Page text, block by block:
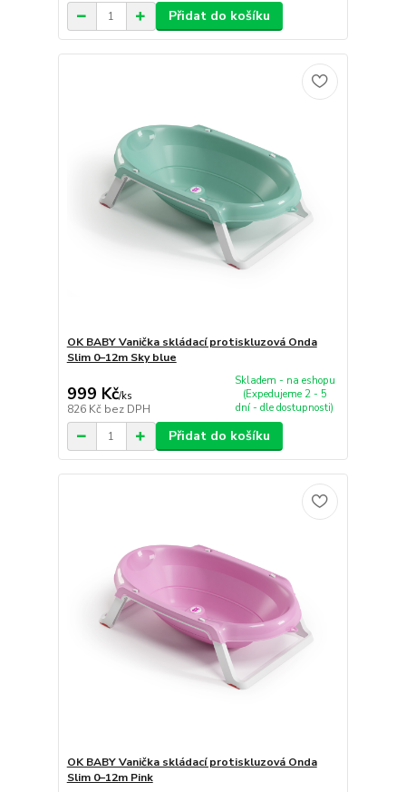
Přidat do košíku
OK BABY Vanička skládací protiskluzová Onda
Slim 0–12m Sky blue
999 Kč/ks
826 Kč bez DPH
Skladem - na eshopu
(Expedujeme 2 - 5
dní - dle dostupnosti)
Přidat do košíku
OK BABY Vanička skládací protiskluzová Onda
Slim 0–12m Pink